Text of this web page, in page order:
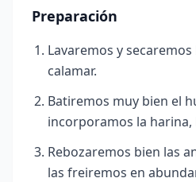
Preparación
Lavaremos y
calamar.
Batiremos muy bien el
incorporamos la harina,
Rebozaremos bien las
las freiremos en